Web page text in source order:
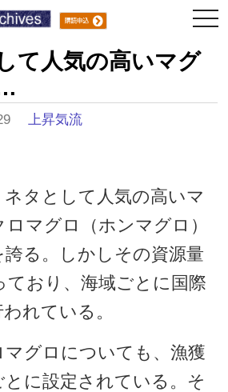
て人気の高いマグ
29上昇気流
タとして人気の高いマ
マグロ（ホンマグロ）
る。しかしその資源量
ており、海域ごとに国際
れている。
グロについても、漁獲
に設定されている。そ